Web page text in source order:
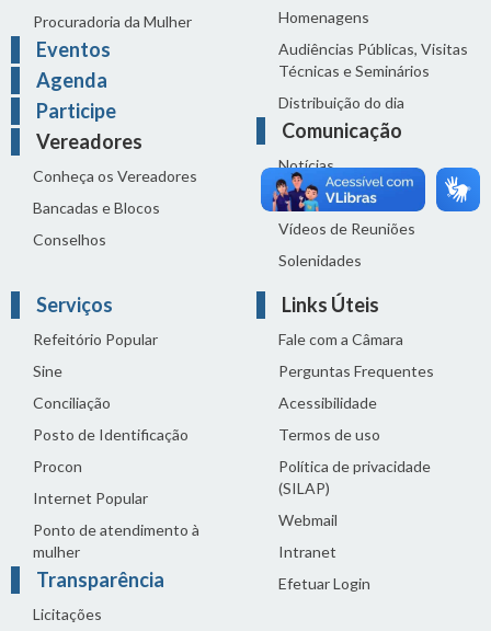
Procuradoria da Mulher
Eventos
Agenda
Participe
Vereadores
Conheça os Vereadores
Bancadas e Blocos
Conselhos
Homenagens
Audiências Públicas, Visitas
Técnicas e Seminários
Distribuição do dia
Comunicação
Notícias
Sala de Imprensa
Vídeos de Reuniões
Solenidades
Serviços
Refeitório Popular
Sine
Conciliação
Posto de Identificação
Procon
Internet Popular
Ponto de atendimento à
mulher
Transparência
Licitações
Links Úteis
Fale com a Câmara
Perguntas Frequentes
Acessibilidade
Termos de uso
Política de privacidade
(SILAP)
Webmail
Intranet
Efetuar Login